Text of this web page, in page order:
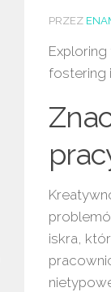
PRZEZ
fostering
iskra,